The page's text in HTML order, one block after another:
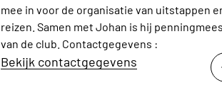
mee in voor de organisatie van uitstappen
reizen. Samen met Johan is hij
van de club. Contactgegevens :
Bekijk contactgegevens